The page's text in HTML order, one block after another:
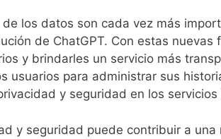
los datos son cada vez más
de ChatGPT. Con estas nuevas
y brindarles un servicio más
usuarios para administrar sus
y seguridad en los servicios
y seguridad puede contribuir a una